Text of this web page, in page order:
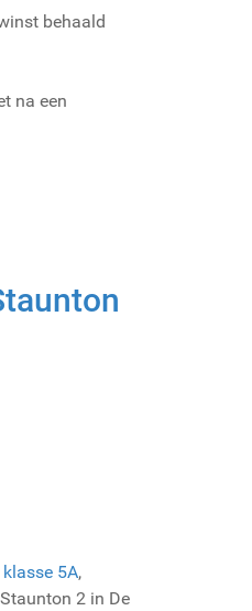
behaald
na een
klasse 5A,
2 in De